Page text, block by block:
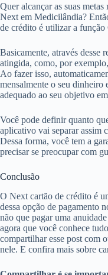
Quer alcançar as suas
Next em Medicilândia?
de crédito é utilizar a
Basicamente, através desse
atingida, como, por
Ao fazer isso,
mensalmente o seu
adequado ao seu objetivo
Você pode definir quanto
aplicativo vai separar assim
Dessa forma, você tem a
precisar se preocupar com
Conclusão
O Next cartão de crédito é
dessa opção de pagamento
não que pagar uma
agora que você conhece
compartilhar esse post com
nele. E confira mais sobre